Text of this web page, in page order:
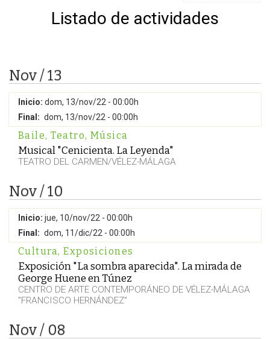
Listado de actividades
Nov / 13
Inicio: dom, 13/nov/22 - 00:00h
Final: dom, 13/nov/22 - 00:00h
Baile, Teatro, Música
Musical "Cenicienta. La Leyenda"
TEATRO DEL CARMEN/VÉLEZ-MÁLAGA
Nov / 10
Inicio: jue, 10/nov/22 - 00:00h
Final: dom, 11/dic/22 - 00:00h
Cultura, Exposiciones
Exposición "La sombra aparecida". La mirada de
George Huene en Túnez
CENTRO DE ARTE CONTEMPORÁNEO DE VÉLEZ-MÁLAGA
"FRANCISCO HERNÁNDEZ"
Nov / 08